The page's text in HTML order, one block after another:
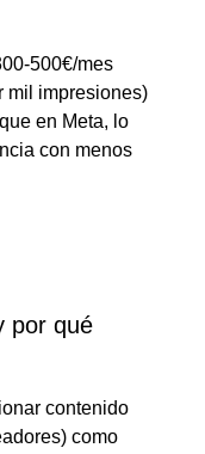
500€/mes
mil impresiones)
en Meta, lo
con menos
por qué
contenido
como